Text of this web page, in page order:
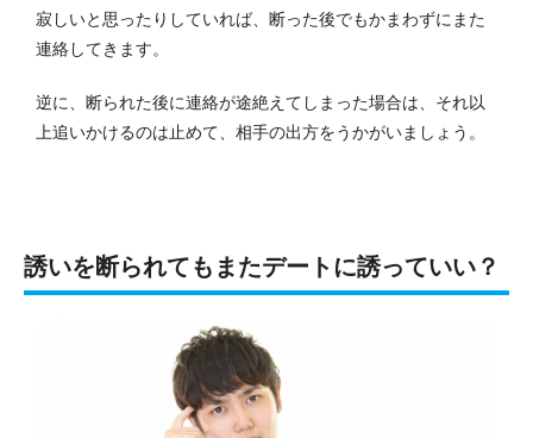
寂しいと思ったりしていれば、断った後でもかまわずにまた
連絡してきます。
逆に、断られた後に連絡が途絶えてしまった場合は、それ以
上追いかけるのは止めて、相手の出方をうかがいましょう。
誘いを断られてもまたデートに誘っていい？